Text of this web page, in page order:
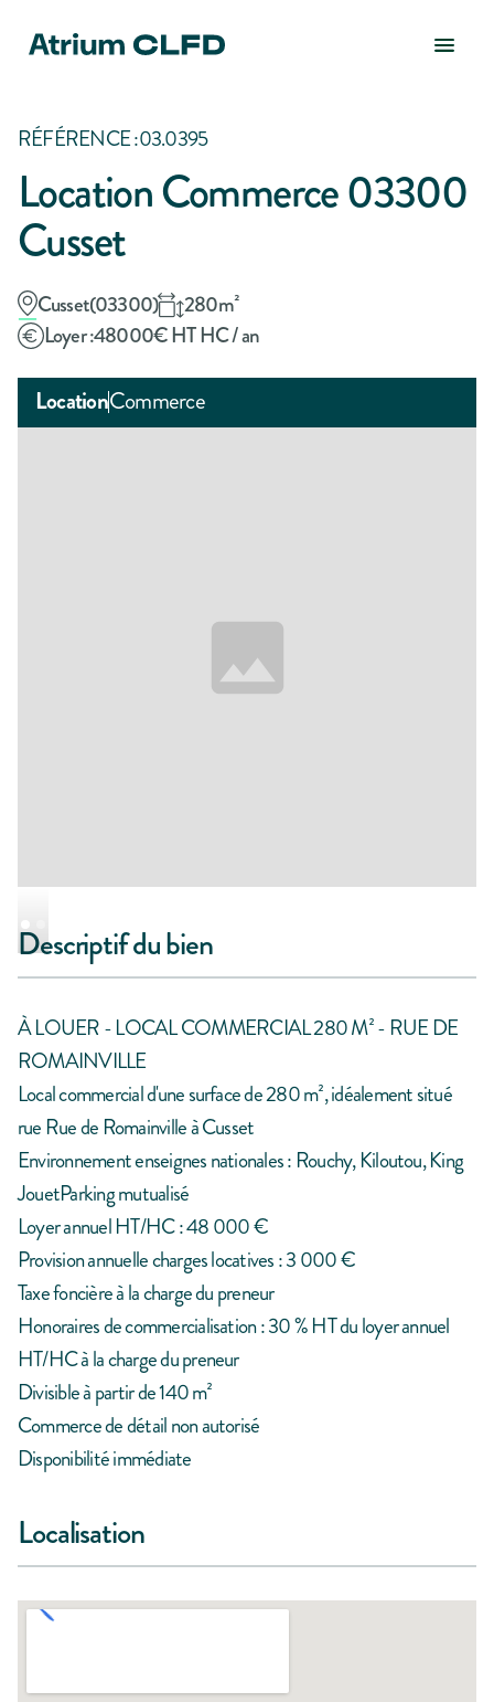
RÉFÉRENCE :03.0395
Location Commerce 03300
Cusset
Cusset(03300) 280m²
Loyer :48000€ HT HC / an
LocationCommerce
Descriptif du bien
À LOUER - LOCAL COMMERCIAL 280 M² - RUE DE
ROMAINVILLE
Local commercial d'une surface de 280 m², idéalement situé
rue Rue de Romainville à Cusset
Environnement enseignes nationales : Rouchy, Kiloutou, King
JouetParking mutualisé
Loyer annuel HT/HC : 48 000 €
Provision annuelle charges locatives : 3 000 €
Taxe foncière à la charge du preneur
Honoraires de commercialisation : 30 % HT du loyer annuel
HT/HC à la charge du preneur
Divisible à partir de 140 m²
Commerce de détail non autorisé
Disponibilité immédiate
Localisation